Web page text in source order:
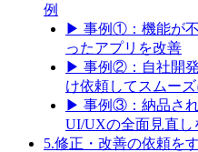
例
▶ 事例①：機能が
ったアプリを改善
▶ 事例②：自社開発
け依頼してスムー
▶ 事例③：納品され
UI/UXの全面見直し
5.修正・改善の依頼を